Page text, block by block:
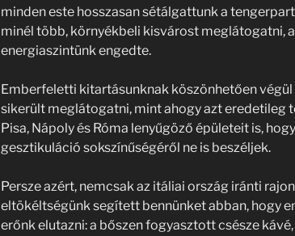
minden este hosszasan sétálgattunk a
minél több, környékbeli kisvárost meglátogatni,
energiaszintünk engedte.
Emberfeletti kitartásunknak köszönhetően
sikerült meglátogatni, mint ahogy azt eredetileg
Pisa, Nápoly és Róma lenyűgöző épületeit is,
gesztikuláció sokszínűségéről ne is beszéljek.
Persze azért, nemcsak az itáliai ország iránti
eltökéltségünk segített bennünket abban, hogy
erőnk elutazni: a bőszen fogyasztott csésze